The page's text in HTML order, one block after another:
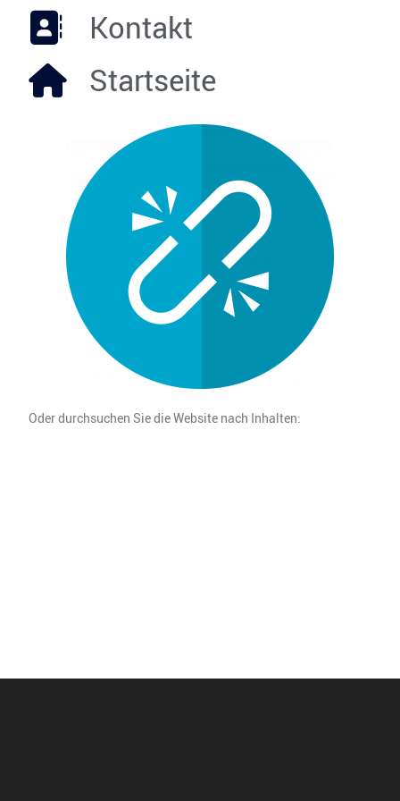
Kontakt
Startseite
Oder durchsuchen Sie die Website nach Inhalten: